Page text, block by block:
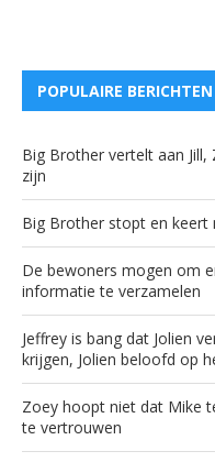
POPULAIRE BERICHTEN
Big Brother vertelt aan
zijn
Big Brother stopt en
De bewoners mogen om
informatie te verzamelen
Jeffrey is bang dat Jolien
krijgen, Jolien beloofd op
Zoey hoopt niet dat Mike
te vertrouwen